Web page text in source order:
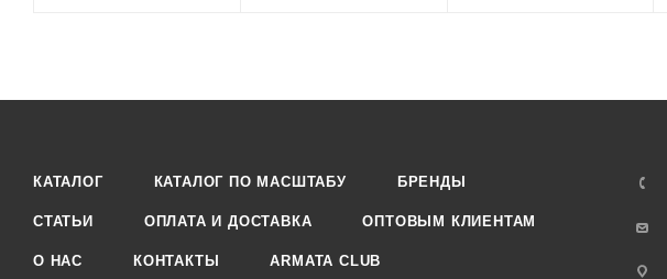
КАТАЛОГ КАТАЛОГ ПО МАСШТАБУ БРЕНДЫ
СТАТЬИ ОПЛАТА И ДОСТАВКА ОПТОВЫМ КЛИЕНТАМ
О НАС КОНТАКТЫ ARMATA CLUB